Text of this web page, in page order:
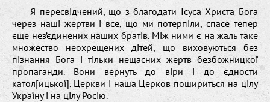
Я пересвідчений, що з благодати Ісуса Христа Бога
через наші жертви і все, що ми потерпіли, спасе тепер
єще нез’єдинених наших братів. Між ними є на жаль таке
множество неохрещених дітей, що виховуються без
пізнання Бога і тільки нещасних жертв безбожницкої
пропаганди. Вони вернуть до віри і до єдности
катол[ицької]. Церкви і наша Церков пошириться на цілу
Україну і на цілу Росію.